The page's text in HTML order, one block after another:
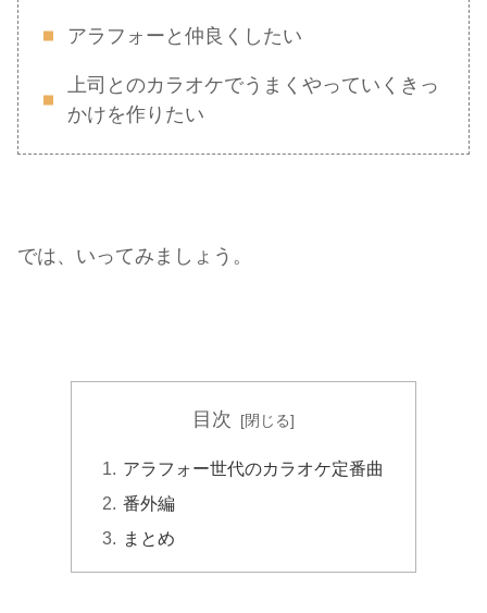
アラフォーと仲良くしたい
上司とのカラオケでうまくやっていくきっ
かけを作りたい
では、いってみましょう。
目次
アラフォー世代のカラオケ定番曲
番外編
まとめ